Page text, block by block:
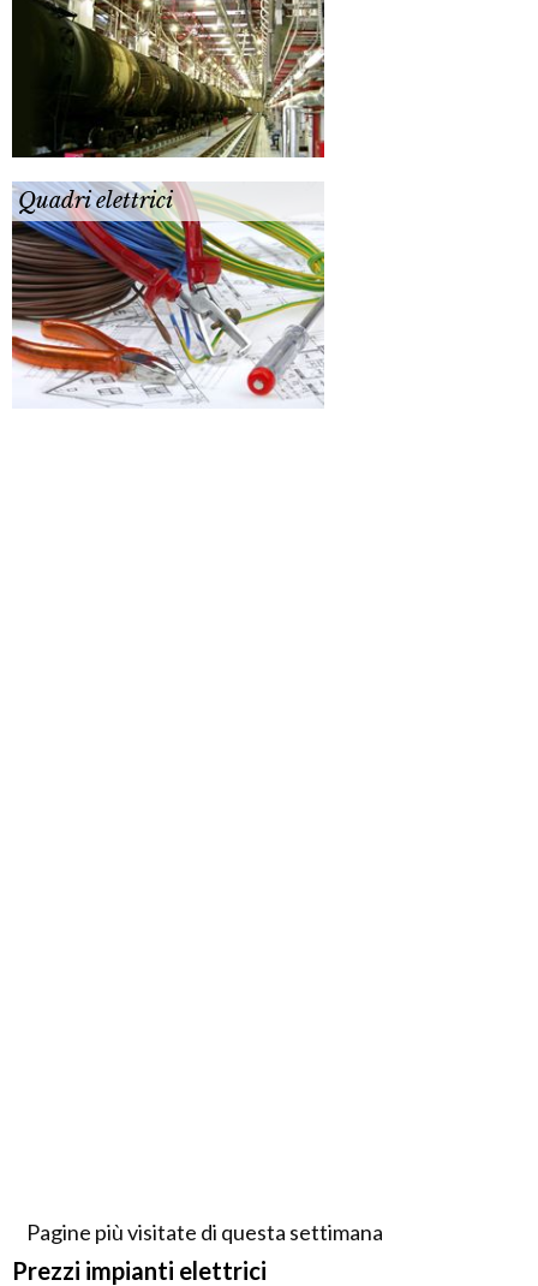
Quadri elettrici
Pagine più visitate di questa settimana
Prezzi impianti elettrici